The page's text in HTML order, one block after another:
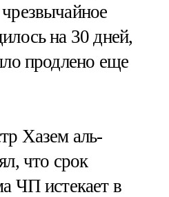
на 30 дней,
продлено еще
Хазем аль-
что срок
ЧП истекает в